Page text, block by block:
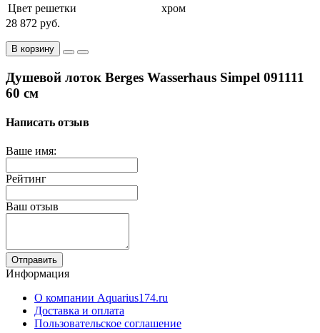
Цвет решетки
хром
28 872 руб.
В корзину
Душевой лоток Berges Wasserhaus Simpel 091111
60 см
Написать отзыв
Ваше имя:
Рейтинг
Ваш отзыв
Отправить
Информация
О компании Aquarius174.ru
Доставка и оплата
Пользовательское соглашение